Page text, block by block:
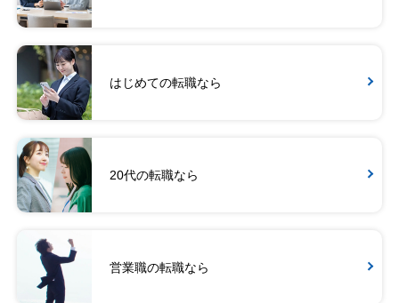
はじめての転職なら
20代の転職なら
営業職の転職なら